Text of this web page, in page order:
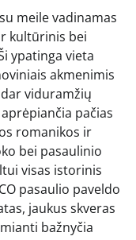
meile vadinamas
kultūrinis bei
ypatinga vieta
akmenimis
viduramžių
pačias
romanikos ir
bei pasaulinio
visas istorinis
pasaulio paveldo
jaukus skveras
bažnyčia